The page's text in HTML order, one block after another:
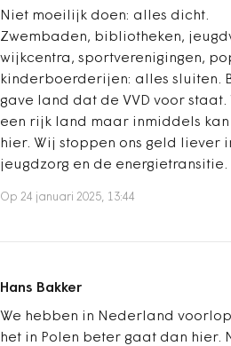
Niet moeilijk doen: alles dicht.
Zwembaden, bibliotheken,
wijkcentra, sportverenigingen,
kinderboerderijen: alles sluiten.
gave land dat de VVD voor staat.
een rijk land maar inmiddels
hier. Wij stoppen ons geld liever
jeugdzorg en de energietransitie.
Op 24 januari 2025, 13:44
Hans Bakker
We hebben in Nederland
het in Polen beter gaat dan hier.